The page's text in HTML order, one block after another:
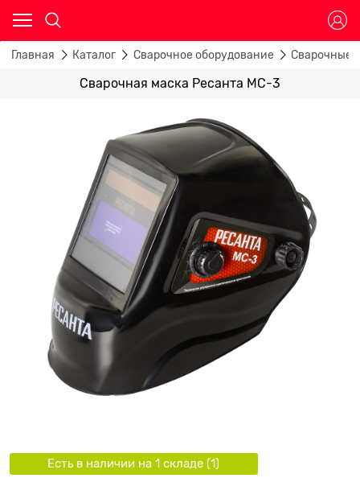
Главная Каталог Сварочное оборудование Сварочные
Сварочная маска Ресанта МС-3
Есть в наличии на 1 складe (1)